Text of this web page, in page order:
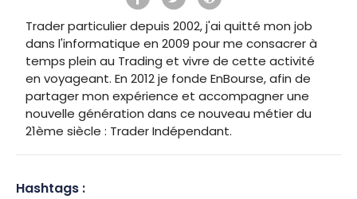
Trader particulier depuis 2002, j'ai quitté mon job
dans l'informatique en 2009 pour me consacrer à
temps plein au Trading et vivre de cette activité
en voyageant. En 2012 je fonde EnBourse, afin de
partager mon expérience et accompagner une
nouvelle génération dans ce nouveau métier du
21ème siècle : Trader Indépendant.
Hashtags :